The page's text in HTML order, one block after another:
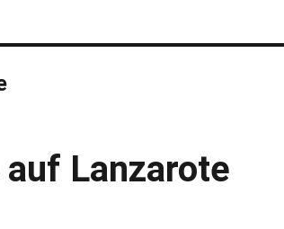
auf Lanzarote